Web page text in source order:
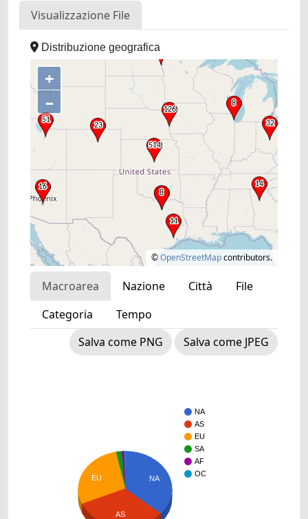
Visualizzazione File
Distribuzione geografica
+
–
©OpenStreetMapcontributors.
Macroarea Nazione Città
File
Categoria
Tempo
Salva come PNG
Salva come JPEG
NA
AS
EU
SA
AF
OC
NA
EU
AS